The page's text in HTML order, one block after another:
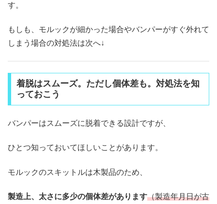
す。
もしも、モルックが細かった場合やバンパーがすぐ外れて
しまう場合の対処法は次へ↓
着脱はスムーズ。ただし個体差も。対処法を知
っておこう
バンパーはスムーズに脱着できる設計ですが、
ひとつ知っておいてほしいことがあります。
モルックのスキットルは木製品のため、
製造上、太さに多少の個体差があります（製造年月日が古